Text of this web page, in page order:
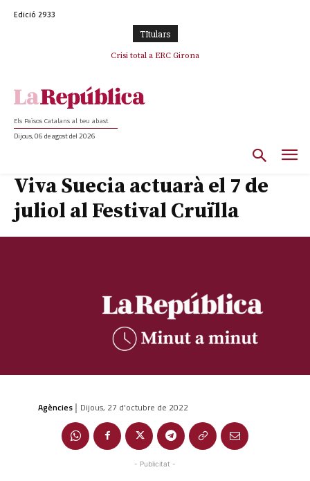
Edició 2933
TItulars
Crisi total a ERC Girona
L’abandonament de les seleccions catalanes per part de la UFEC
Els Països Catalans al teu abast
Dijous, 06 de agost del 2026
Viva Suecia actuarà el 7 de
juliol al Festival Cruïlla
Agències | Dijous, 27 d'octubre de 2022
- Publicitat -